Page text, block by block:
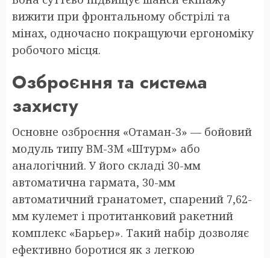
вижити при фронтальному обстрілі та
мінах, одночасно покращуючи ергономіку
робочого місця.
Озброєння та система
захисту
Основне озброєння «Отаман-3» — бойовий
модуль типу BM-3M «Штурм» або
аналогічний. У його складі 30-мм
автоматична гармата, 30-мм
автоматичний гранатомет, спарений 7,62-
мм кулемет і протитанковий ракетний
комплекс «Барьер». Такий набір дозволяє
ефективно боротися як з легкою